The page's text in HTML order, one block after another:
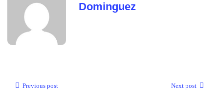
Dominguez
Previous post Next post